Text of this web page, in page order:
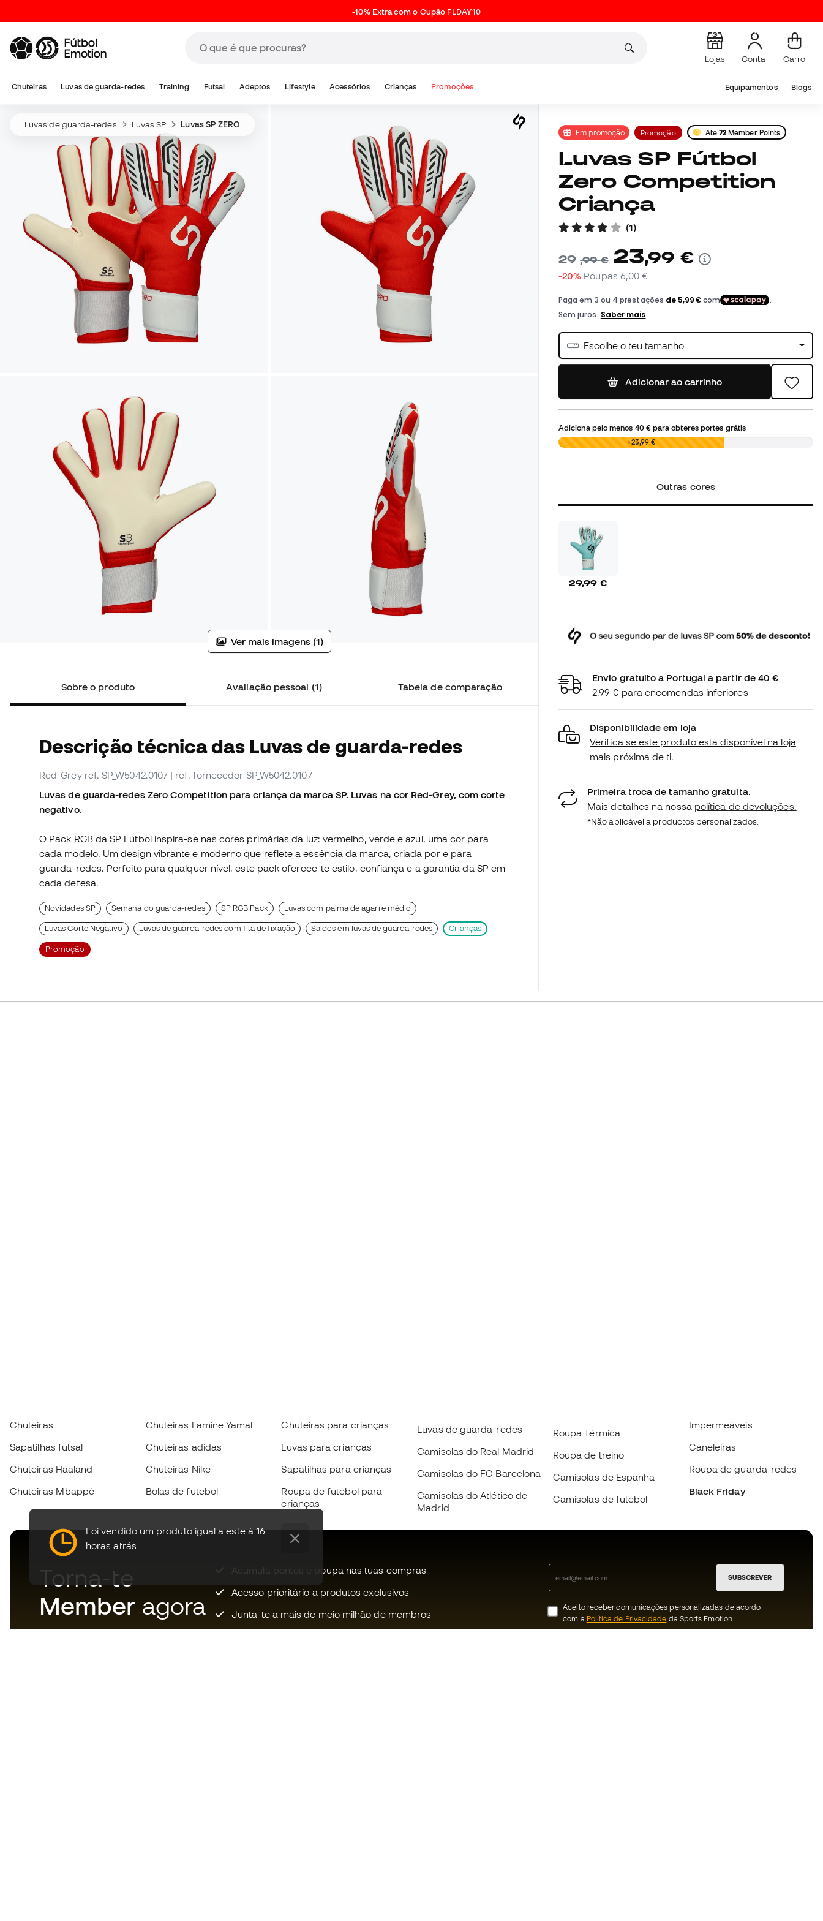
-10% Extra com o Cupão FLDAY10
Lojas Conta Carro
Chuteiras Luvas de guarda-redes Training Futsal Adeptos Lifestyle Acessórios Crianças Promoções Equipamentos Blogs
Luvas de guarda-redes Luvas SP Luvas SP ZERO
Ver mais imagens (1)
Sobre o produto Avaliação pessoal (1) Tabela de comparação
Descrição técnica das Luvas de guarda-redes
Red-Grey ref. SP_W5042.0107 | ref. fornecedor SP_W5042.0107
Luvas de guarda-redes Zero Competition para criança da marca SP. Luvas na cor Red-Grey, com corte
negativo.
O Pack RGB da SP Fútbol inspira-se nas cores primárias da luz: vermelho, verde e azul, uma cor para
cada modelo. Um design vibrante e moderno que reflete a essência da marca, criada por e para
guarda-redes. Perfeito para qualquer nível, este pack oferece-te estilo, confiança e a garantia da SP em
cada defesa.
Novidades SP Semana do guarda-redes SP RGB Pack Luvas com palma de agarre médio
Luvas Corte Negativo Luvas de guarda-redes com fita de fixação Saldos em luvas de guarda-redes Crianças
Promoção
Em promoção Promoção Até 72 Member Points
Luvas SP Fútbol
Zero Competition
Criança
(1)
29,99 € 23,99 €
-20% Poupas 6,00 €
Escolhe o teu tamanho
Adicionar ao carrinho
Adiciona pelo menos 40 €para obteres portes grátis
0,00 € +23,99 €
Outras cores
29,99 €
Envio gratuito a Portugal a partir de 40 €
2,99 € para encomendas inferiores
Disponibilidade em loja
Verifica se este produto está disponível na loja
mais próxima de ti.
Primeira troca de tamanho gratuita.
Mais detalhes na nossa política de devoluções.
*Não aplicável a productos personalizados.
Foi vendido um produto igual a este à 16
horas atrás
Chuteiras
Sapatilhas futsal
Chuteiras Haaland
Chuteiras Mbappé
Chuteiras Lamine Yamal
Chuteiras adidas
Chuteiras Nike
Bolas de futebol
Chuteiras para crianças
Luvas para crianças
Sapatilhas para crianças
Roupa de futebol para
crianças
Luvas de guarda-redes
Camisolas do Real Madrid
Camisolas do FC Barcelona
Camisolas do Atlético de
Madrid
Roupa Térmica
Roupa de treino
Camisolas de Espanha
Camisolas de futebol
Impermeáveis
Caneleiras
Roupa de guarda-redes
Black Friday
Torna-te
Member agora
Acumula pontos e poupa nas tuas compras
Acesso prioritário a produtos exclusivos
Junta-te a mais de meio milhão de membros
SUBSCREVER
Aceito receber comunicações personalizadas de acordo
com a Política de Privacidade da Sports Emotion.